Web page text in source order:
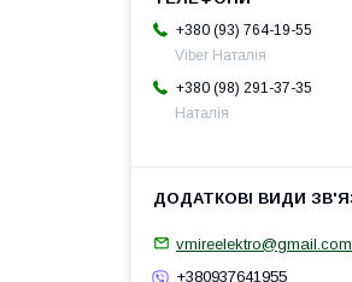
+380 (93) 764-19-55
Viber Наталія
+380 (98) 291-37-35
Наталія
vmireelektro@gmail.com
+380937641955